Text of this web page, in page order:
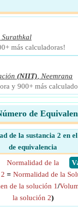
Surathkal
más calculadoras!
(NIIT)
Neemrana
y 900+ más
de
de la sustancia 2 en
de equivalencia
Normalidad de la
= Normalidad de la
de la solución 1/
la solución 2)